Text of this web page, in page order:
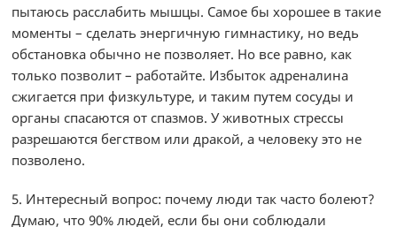
пытаюсь расслабить мышцы. Самое бы хорошее в такие
моменты – сделать энергичную гимнастику, но ведь
обстановка обычно не позволяет. Но все равно, как
только позволит – работайте. Избыток адреналина
сжигается при физкультуре, и таким путем сосуды и
органы спасаются от спазмов. У животных стрессы
разрешаются бегством или дракой, а человеку это не
позволено.
5. Интересный вопрос: почему люди так часто болеют?
Думаю, что 90% людей, если бы они соблюдали